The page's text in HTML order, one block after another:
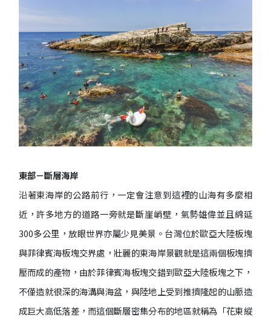
東部－斷層海岸
沿著東海岸的公路前行，一定會注意到這裡的山海有多麼相
近，許多地方的道路一旁就是斷崖峭壁，氣勢雄偉並且綿延
300多公里，放眼世界亦屬少見美景。台灣位於歐亞大陸板塊
與菲律賓海板塊交界處，壯麗的東海岸景觀就是這兩個板塊擠
壓而成的產物，由於菲律賓海板塊交錯到歐亞大陸板塊之下，
不僅造就很深的海溝與海盆，與陸地上受到推擠隆起的山脈造
成巨大高低落差，而這個斷層密集分布的地區就稱為「花東縱